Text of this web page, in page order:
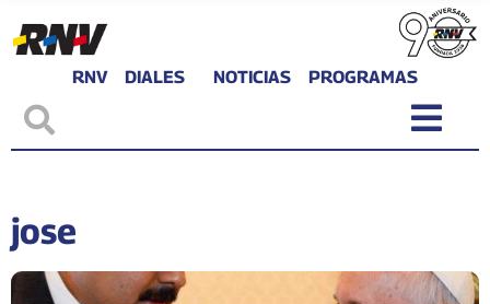
RNV DIALES NOTICIAS PROGRAMAS
jose